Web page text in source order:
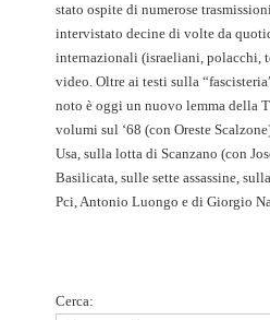
stato ospite di numerose
intervistato decine di volte da
internazionali (israeliani, polacchi,
video. Oltre ai testi sulla
noto è oggi un nuovo lemma della
volumi sul ‘68 (con Oreste
Usa, sulla lotta di Scanzano (con
Basilicata, sulle sette assassine,
Pci, Antonio Luongo e di Giorgio
Cerca: